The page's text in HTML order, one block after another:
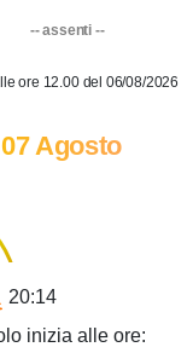
-- assenti --
ore 12.00 del 06/08/2026
Agosto
20:14
inizia alle ore: